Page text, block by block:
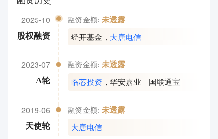
2025-10
股权融资
融资金额: 未透露
经开基金 ， 大唐电信
2023-07
A轮
融资金额: 未透露
临芯投资 ，华安嘉业 ， 国联通宝
2019-06
天使轮
融资金额: 未透露
大唐电信